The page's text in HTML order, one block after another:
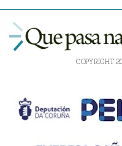
COPYRIGHT